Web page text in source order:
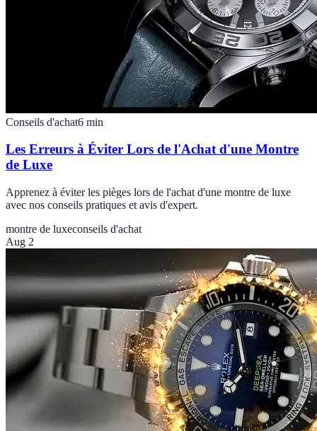
Conseils d'achat6 min
Les Erreurs à Éviter Lors de l'Achat d'une Montre
de Luxe
Apprenez à éviter les pièges lors de l'achat d'une montre de luxe
avec nos conseils pratiques et avis d'expert.
montre de luxeconseils d'achat
Aug 2